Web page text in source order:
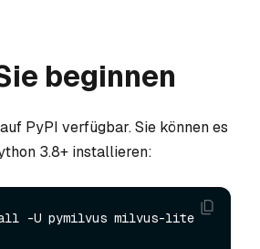
beginnen
PyPI verfügbar. Sie können es
3.8+ installieren:
-U pymilvus milvus-lite